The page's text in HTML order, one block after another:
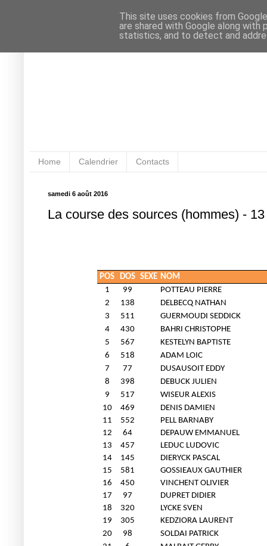
Home Calendrier Contacts
samedi 6 août 2016
La course des sources (hommes) -
POS DOS SEXE NOM
1
99
POTTEAU PIERRE
2
138
DELBECQ NATHAN
3
511
GUERMOUDI SEDDICK
4
430
BAHRI CHRISTOPHE
5
567
KESTELYN BAPTISTE
6
518
ADAM LOIC
7
77
DUSAUSOIT EDDY
8
398
DEBUCK JULIEN
9
517
WISEUR ALEXIS
10
469
DENIS DAMIEN
11
552
PELL BARNABY
12
64
DEPAUW EMMANUEL
13
457
LEDUC LUDOVIC
14
145
DIERYCK PASCAL
15
581
GOSSIEAUX GAUTHIER
16
450
VINCHENT OLIVIER
17
97
DUPRET DIDIER
18
320
LYCKE SVEN
19
305
KEDZIORA LAURENT
20
98
SOLDAI PATRICK
This site uses cookies from
are shared with Google along
statistics, and to detect and